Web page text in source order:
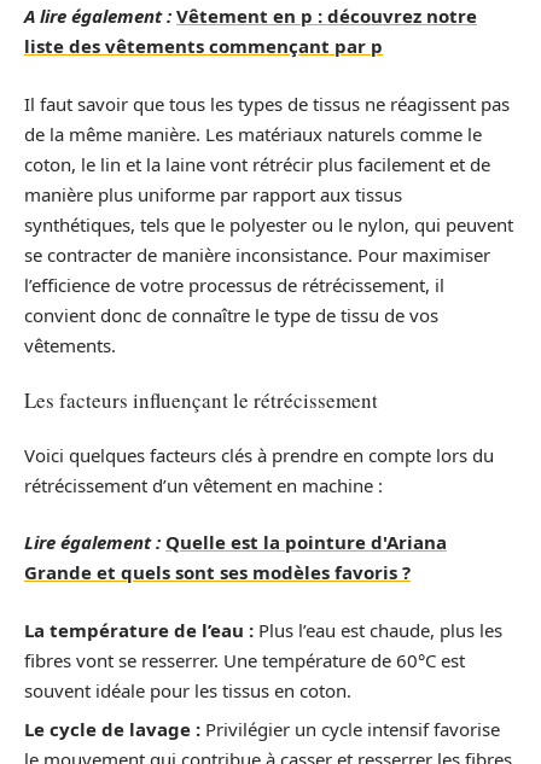
A lire également : Vêtement en p : découvrez notre
liste des vêtements commençant par p
Il faut savoir que tous les types de tissus ne réagissent pas
de la même manière. Les matériaux naturels comme le
coton, le lin et la laine vont rétrécir plus facilement et de
manière plus uniforme par rapport aux tissus
synthétiques, tels que le polyester ou le nylon, qui peuvent
se contracter de manière inconsistance. Pour maximiser
l’efficience de votre processus de rétrécissement, il
convient donc de connaître le type de tissu de vos
vêtements.
Les facteurs influençant le rétrécissement
Voici quelques facteurs clés à prendre en compte lors du
rétrécissement d’un vêtement en machine :
Lire également : Quelle est la pointure d'Ariana
Grande et quels sont ses modèles favoris ?
La température de l’eau : Plus l’eau est chaude, plus les
fibres vont se resserrer. Une température de 60°C est
souvent idéale pour les tissus en coton.
Le cycle de lavage : Privilégier un cycle intensif favorise